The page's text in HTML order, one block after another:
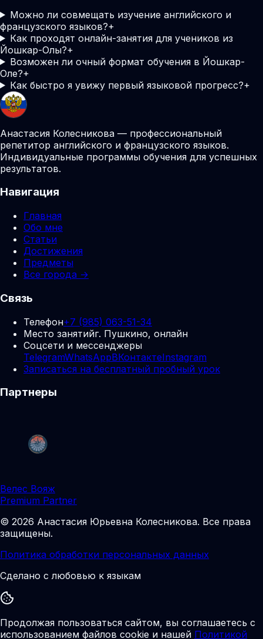
Можно ли совмещать изучение английского и
французского языков?+
Как проходят онлайн-занятия для учеников из
Йошкар-Олы?+
Возможен ли очный формат обучения в Йошкар-
Оле?+
Как быстро я увижу первый языковой прогресс?+
Анастасия Колесникова — профессиональный
репетитор английского и французского языков.
Индивидуальные программы обучения для успешных
результатов.
Навигация
Главная
Обо мне
Статьи
Достижения
Предметы
Все города →
Связь
Телефон+7 (985) 063-51-34
Место занятийг. Пушкино, онлайн
Соцсети и мессенджеры
TelegramWhatsAppВКонтактеInstagram
Записаться на бесплатный пробный урок
Партнеры
Велес Вояж
Premium Partner
© 2026 Анастасия Юрьевна Колесникова. Все права
защищены.
Политика обработки персональных данных
Сделано с любовью к языкам
Продолжая пользоваться сайтом, вы соглашаетесь с
использованием файлов cookie и нашей Политикой